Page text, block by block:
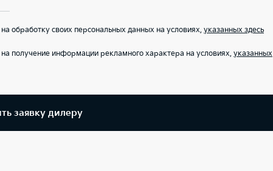
своих персональных данных на условиях, указанных здесь
информации рекламного характера на условиях, указанных
заявку дилеру